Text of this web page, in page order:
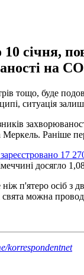
січня,
на
тощо, буде
ситуація
Раніше
17
досягло
п'ятеро осіб
можна
korrespondentnet